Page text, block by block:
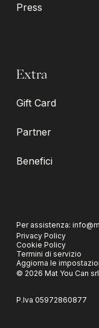
Press
Extra
Gift Card
Partner
Benefici
Per assistenza:
Privacy Policy
Cookie Policy
Termini di servizio
Aggiorna le
© 2026 Mat You Can
P.Iva 05972860877